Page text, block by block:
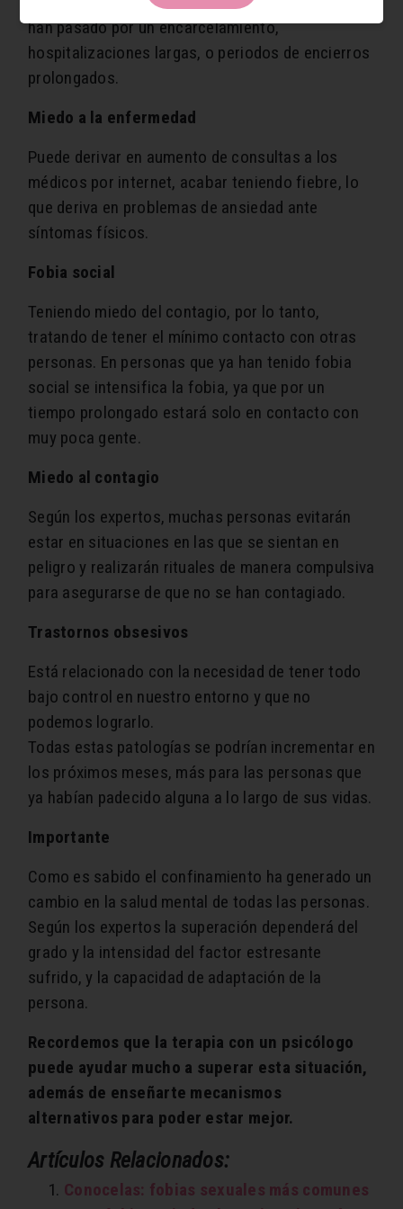
han pasado por un encarcelamiento,
hospitalizaciones largas, o periodos de encierros
prolongados.
Miedo a la enfermedad
Puede derivar en aumento de consultas a los
médicos por internet, acabar teniendo fiebre, lo
que deriva en problemas de ansiedad ante
síntomas físicos.
Fobia social
Teniendo miedo del contagio, por lo tanto,
tratando de tener el mínimo contacto con otras
personas. En personas que ya han tenido fobia
social se intensifica la fobia, ya que por un
tiempo prolongado estará solo en contacto con
muy poca gente.
Miedo al contagio
Según los expertos, muchas personas evitarán
estar en situaciones en las que se sientan en
peligro y realizarán rituales de manera compulsiva
para asegurarse de que no se han contagiado.
Trastornos obsesivos
Está relacionado con la necesidad de tener todo
bajo control en nuestro entorno y que no
podemos lograrlo.
Todas estas patologías se podrían incrementar en
los próximos meses, más para las personas que
ya habían padecido alguna a lo largo de sus vidas.
Importante
Como es sabido el confinamiento ha generado un
cambio en la salud mental de todas las personas.
Según los expertos la superación dependerá del
grado y la intensidad del factor estresante
sufrido, y la capacidad de adaptación de la
persona.
Recordemos que la terapia con un psicólogo
puede ayudar mucho a superar esta situación,
además de enseñarte mecanismos
alternativos para poder estar mejor.
Artículos Relacionados:
Conocelas: fobias sexuales más comunes